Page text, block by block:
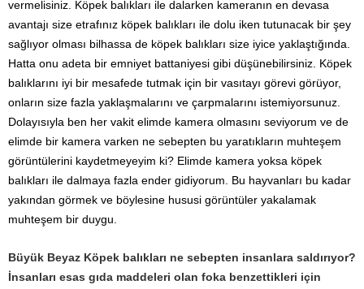
vermelisiniz. Köpek balıkları ile dalarken kameranın en devasa
avantajı size etrafınız köpek balıkları ile dolu iken tutunacak bir şey
sağlıyor olması bilhassa de köpek balıkları size iyice yaklaştığında.
Hatta onu adeta bir emniyet battaniyesi gibi düşünebilirsiniz. Köpek
balıklarını iyi bir mesafede tutmak için bir vasıtayı görevi görüyor,
onların size fazla yaklaşmalarını ve çarpmalarını istemiyorsunuz.
Dolayısıyla ben her vakit elimde kamera olmasını seviyorum ve de
elimde bir kamera varken ne sebepten bu yaratıkların muhteşem
görüntülerini kaydetmeyeyim ki? Elimde kamera yoksa köpek
balıkları ile dalmaya fazla ender gidiyorum. Bu hayvanları bu kadar
yakından görmek ve böylesine hususi görüntüler yakalamak
muhteşem bir duygu.
Büyük Beyaz Köpek balıkları ne sebepten insanlara saldırıyor?
İnsanları esas gıda maddeleri olan foka benzettikleri için